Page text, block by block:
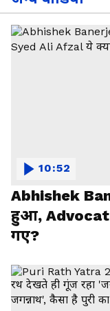
Abhishek
हुआ,
गए?
10:52